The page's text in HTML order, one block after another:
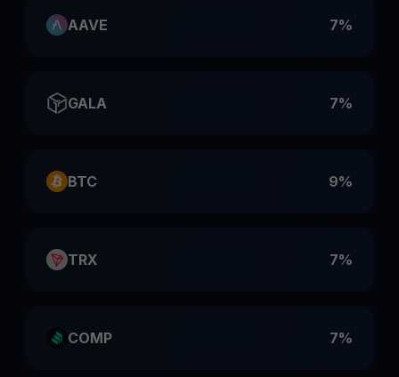
AAVE 7%
GALA 7%
BTC 9%
TRX 7%
COMP 7%